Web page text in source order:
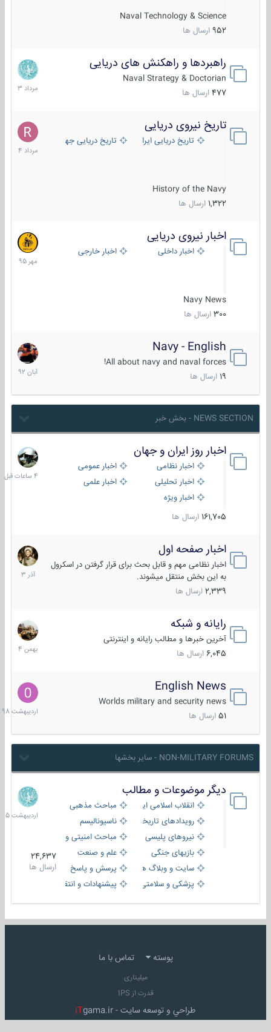
Naval Technology & Science
952 ارسال ها
راهبردها و راهکنش های دریایی
Naval Strategy & Doctorian
477 ارسال ها
2
مرداد
1403
تاریخ نیروی دریایی
تاریخ دریایی ایران تاریخ دریایی جهان
History of the Navy
1,322 ارسال ها
16
مرداد
1404
اخبار نیروی دریایی
اخبار داخلی اخبار خارجی
Navy News
300 ارسال ها
27
مهر
1395
Navy - English
All about navy and naval forces!
ارسال ها
22
آبان
1392
NEWS SECTION - بخش خبر
اخبار روز ایران و جهان
اخبار نظامی
اخبار عمومی
اخبار تحلیلی
اخبار علمی
اخبار ویژه
161,705 ارسال ها
4
ساعات
قبل
اخبار صفحه اول
اخبار نظامی مهم و قابل بحث برای قرار گرفتن در اسکرول
به این بخش منتقل میشوند.
2,339 ارسال ها
7
آذر
1403
رایانه و شبکه
آخرین خبرها و مطالب رایانه و اینترنتی
6,045 ارسال ها
30
بهمن
1404
English News
Worlds military and security news
51 ارسال ها
10
1398
NON-MILITARY FORUMS - سایر بخشها
دیگر موضوعات و مطالب
انقلاب اسلامی ایران
مباحث مذهبی
رویدادهای تاریخی و مذهبیناسیونالیسم
نیروهای پلیسی
مباحث امنیتی و اطلاعاتی
بازیهای جنگی
علم و صنعت
سایت و وبلاگ ها
پرسش و پاسخ
پزشکی و سلامتی
پیشنهادات و انتقادات
24,637
ارسال ها
8
1405
پوسته تماس با ما
میلیتاری
قدرت از IPS
طراحي و توسعه سايت - iTgama.ir